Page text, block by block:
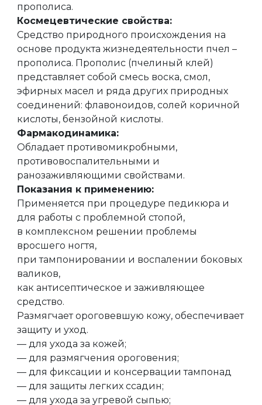
прополиса.
Космецевтические свойства:
Средство природного происхождения на
основе продукта жизнедеятельности пчел –
прополиса. Прополис (пчелиный клей)
представляет собой смесь воска, смол,
эфирных масел и ряда других природных
соединений: флавоноидов, солей коричной
кислоты, бензойной кислоты.
Фармакодинамика:
Обладает противомикробными,
противовоспалительными и
ранозаживляющими свойствами.
Показания к применению:
Применяется при процедуре педикюра и
для работы с проблемной стопой,
в комплексном решении проблемы
вросшего ногтя,
при тампонировании и воспалении боковых
валиков,
как антисептическое и заживляющее
средство.
Размягчает ороговевшую кожу, обеспечивает
защиту и уход.
— для ухода за кожей;
— для размягчения ороговения;
— для фиксации и консервации тампонад
— для защиты легких ссадин;
— для ухода за угревой сыпью;